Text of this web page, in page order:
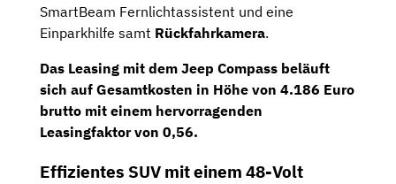
SmartBeam Fernlichtassistent und eine
Einparkhilfe samt Rückfahrkamera.
Das Leasing mit dem Jeep Compass beläuft
sich auf Gesamtkosten in Höhe von 4.186 Euro
brutto mit einem hervorragenden
Leasingfaktor von 0,56.
Effizientes SUV mit einem 48-Volt